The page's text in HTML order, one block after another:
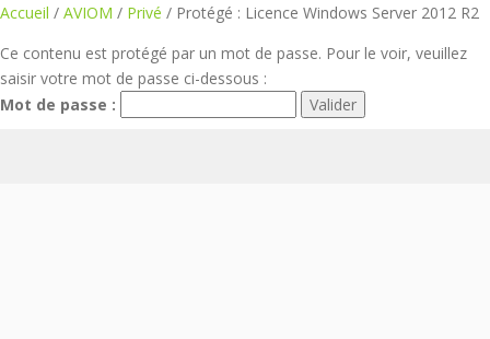
Aller
contenu
Accueil / AVIOM / Privé / Protégé : Licence Windows Server 2012 R2
Ce contenu est protégé par un mot de passe. Pour le voir, veuillez
saisir votre mot de passe ci-dessous :
Mot de passe :